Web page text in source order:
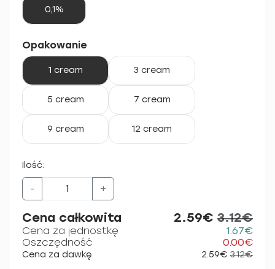
0,1%
Opakowanie
1 cream 3 cream
5 cream 7 cream
9 cream 12 cream
Ilość:
- +
Cena całkowita 2.59€ 3.12€
Cena za jednostkę
1.67€
Oszczędność
0.00€
Cena za dawkę 2.59€ 3.12€